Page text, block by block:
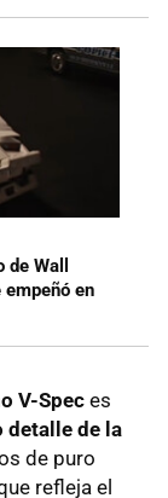
Wall
en
V-Speces
detalle de la
de puro
refleja el